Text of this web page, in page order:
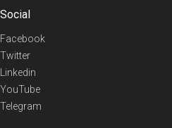
Social
Facebook
Twitter
Linkedin
YouTube
Telegram